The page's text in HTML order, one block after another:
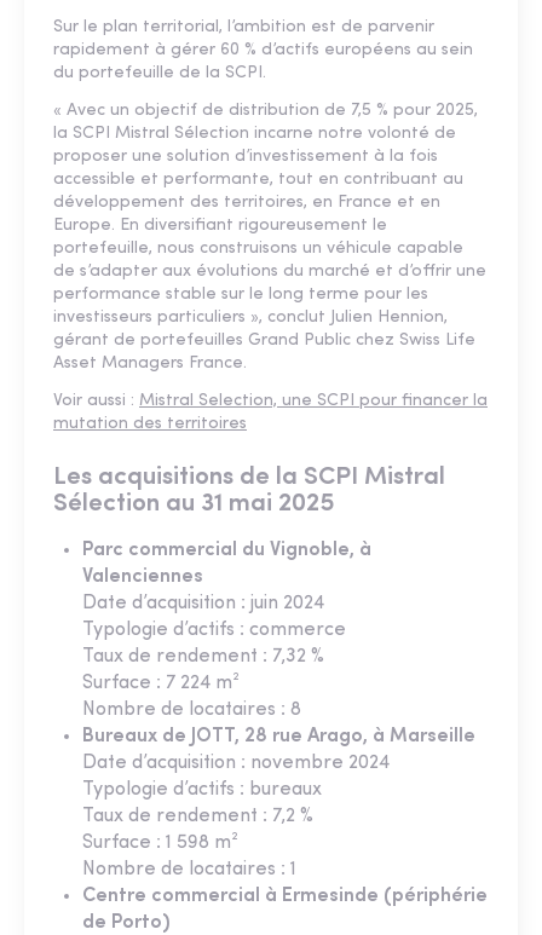
Sur le plan territorial, l’ambition est de parvenir
rapidement à gérer 60 % d’actifs européens au sein
du portefeuille de la SCPI.
« Avec un objectif de distribution de 7,5 % pour 2025,
la SCPI Mistral Sélection incarne notre volonté de
proposer une solution d’investissement à la fois
accessible et performante, tout en contribuant au
développement des territoires, en France et en
Europe. En diversifiant rigoureusement le
portefeuille, nous construisons un véhicule capable
de s’adapter aux évolutions du marché et d’offrir une
performance stable sur le long terme pour les
investisseurs particuliers », conclut Julien Hennion,
gérant de portefeuilles Grand Public chez Swiss Life
Asset Managers France.
Voir aussi : Mistral Selection, une SCPI pour financer la
mutation des territoires
Les acquisitions de la SCPI Mistral
Sélection au 31 mai 2025
Parc commercial du Vignoble, à
Valenciennes
Date d’acquisition : juin 2024
Typologie d’actifs : commerce
Taux de rendement : 7,32 %
Surface : 7 224 m²
Nombre de locataires : 8
Bureaux de JOTT, 28 rue Arago, à Marseille
Date d’acquisition : novembre 2024
Typologie d’actifs : bureaux
Taux de rendement : 7,2 %
Surface : 1 598 m²
Nombre de locataires : 1
Centre commercial à Ermesinde (périphérie
de Porto)